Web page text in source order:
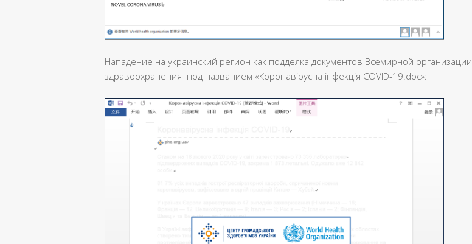
Нападение на украинский регион как подделка документов Всемирной организации
здравоохранения под названием «Коронавірусна інфекція COVID-19.doc»: